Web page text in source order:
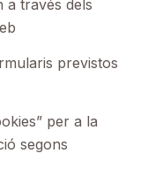
a través dels
previstos
per a la
segons